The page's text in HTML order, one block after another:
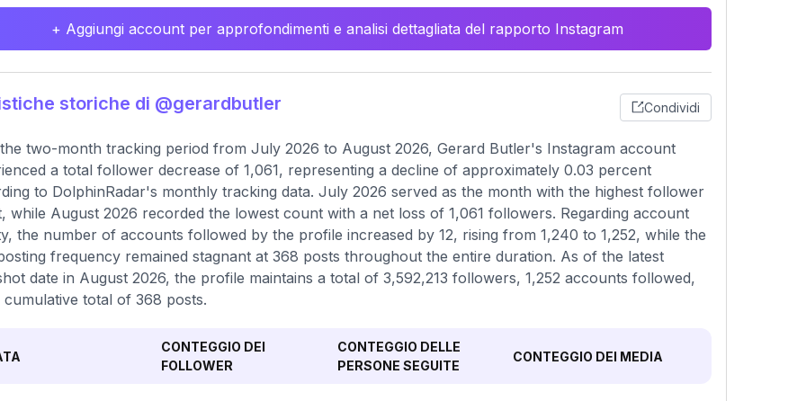
+ Aggiungi account per approfondimenti e analisi dettagliata del rapporto Instagram
storiche di @gerardbutler Condividi
two-month tracking period from July 2026 to August 2026, Gerard Butler's Instagram account
a total follower decrease of 1,061, representing a decline of approximately 0.03 percent
to DolphinRadar's monthly tracking data. July 2026 served as the month with the highest follower
while August 2026 recorded the lowest count with a net loss of 1,061 followers. Regarding account
the number of accounts followed by the profile increased by 12, rising from 1,240 to 1,252, while the
frequency remained stagnant at 368 posts throughout the entire duration. As of the latest
date in August 2026, the profile maintains a total of 3,592,213 followers, 1,252 accounts followed,
cumulative total of 368 posts.
CONTEGGIO DEI
FOLLOWER
CONTEGGIO DELLE
PERSONE SEGUITE
CONTEGGIO DEI MEDIA